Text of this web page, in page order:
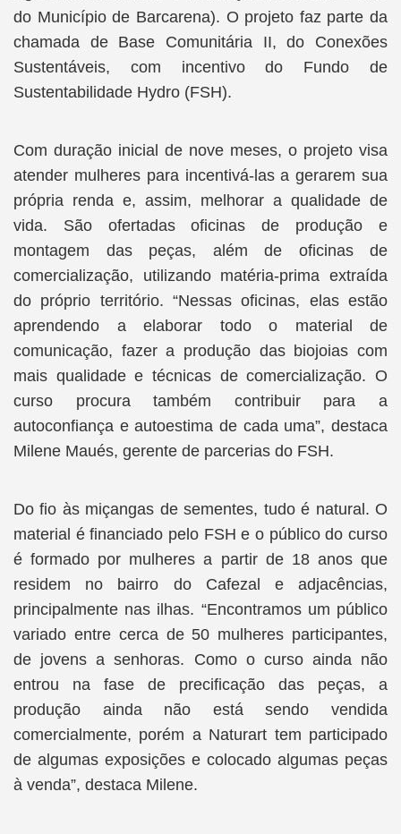
do Município de Barcarena). O projeto faz parte da
chamada de Base Comunitária II, do Conexões
Sustentáveis, com incentivo do Fundo de
Sustentabilidade Hydro (FSH).
Com duração inicial de nove meses, o projeto visa
atender mulheres para incentivá-las a gerarem sua
própria renda e, assim, melhorar a qualidade de
vida. São ofertadas oficinas de produção e
montagem das peças, além de oficinas de
comercialização, utilizando matéria-prima extraída
do próprio território. “Nessas oficinas, elas estão
aprendendo a elaborar todo o material de
comunicação, fazer a produção das biojoias com
mais qualidade e técnicas de comercialização. O
curso procura também contribuir para a
autoconfiança e autoestima de cada uma”, destaca
Milene Maués, gerente de parcerias do FSH.
Do fio às miçangas de sementes, tudo é natural. O
material é financiado pelo FSH e o público do curso
é formado por mulheres a partir de 18 anos que
residem no bairro do Cafezal e adjacências,
principalmente nas ilhas. “Encontramos um público
variado entre cerca de 50 mulheres participantes,
de jovens a senhoras. Como o curso ainda não
entrou na fase de precificação das peças, a
produção ainda não está sendo vendida
comercialmente, porém a Naturart tem participado
de algumas exposições e colocado algumas peças
à venda”, destaca Milene.